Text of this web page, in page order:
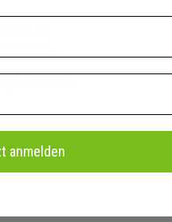
du dir
und kann
von
weiß,
anmelden